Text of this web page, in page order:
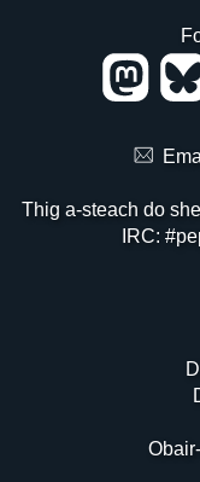
Thig a-steach do
IRC: